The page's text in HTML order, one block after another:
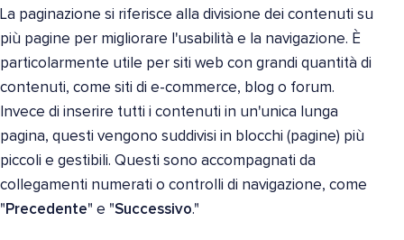
La paginazione si riferisce alla divisione dei contenuti su
più pagine per migliorare l'usabilità e la navigazione. È
particolarmente utile per siti web con grandi quantità di
contenuti, come siti di e-commerce, blog o forum.
Invece di inserire tutti i contenuti in un'unica lunga
pagina, questi vengono suddivisi in blocchi (pagine) più
piccoli e gestibili. Questi sono accompagnati da
collegamenti numerati o controlli di navigazione, come
"Precedente" e "Successivo."